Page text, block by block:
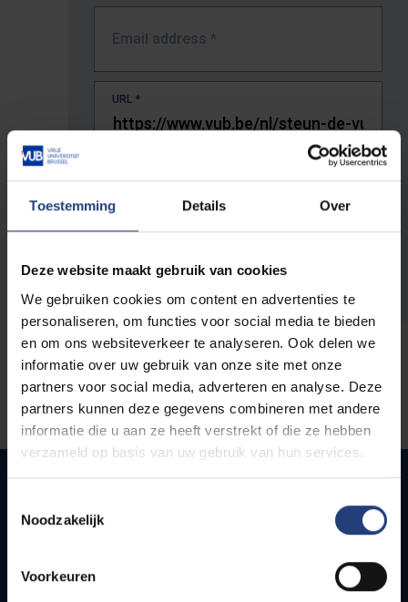
Toestemming Details Over
Deze website maakt gebruik van cookies
We gebruiken cookies om content en advertenties te
personaliseren, om functies voor social media te bieden
en om ons websiteverkeer te analyseren. Ook delen we
informatie over uw gebruik van onze site met onze
partners voor social media, adverteren en analyse. Deze
partners kunnen deze gegevens combineren met andere
informatie die u aan ze heeft verstrekt of die ze hebben
verzameld op basis van uw gebruik van hun services.
Noodzakelijk
Voorkeuren
Email address *
URL *
The full URL of the page where you encountered the error.
Quick links